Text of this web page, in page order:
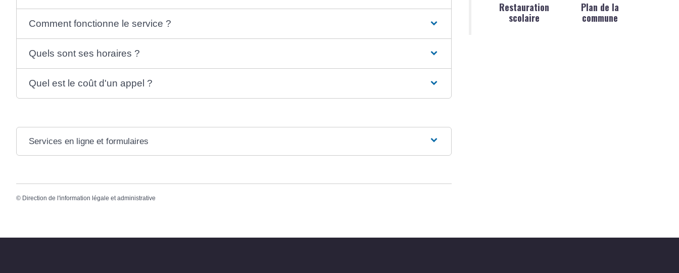
Comment fonctionne le service ?
Quels sont ses horaires ?
Quel est le coût d'un appel ?
Services en ligne et formulaires
© Direction de l'information légale et administrative
Restauration
scolaire
Plan de la
commune